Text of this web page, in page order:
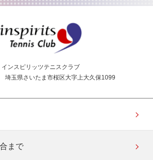
インスピリッツテニスクラブ
玉県さいたま市桜区大字上大久保1099
まで